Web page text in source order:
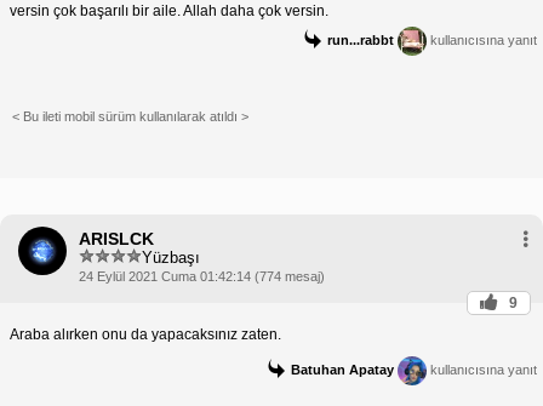
versin çok başarılı bir aile. Allah daha çok versin.
run...rabbt kullanıcısına yanıt
< Bu ileti mobil sürüm kullanılarak atıldı >
ARISLCK
Yüzbaşı
24 Eylül 2021 Cuma 01:42:14 (774 mesaj)
9
Araba alırken onu da yapacaksınız zaten.
Batuhan Apatay kullanıcısına yanıt